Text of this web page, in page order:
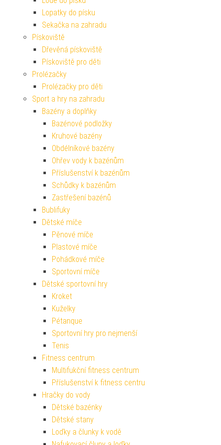
Lopatky do písku
Sekačka na zahradu
Pískoviště
Dřevěná pískoviště
Pískoviště pro děti
Prolézačky
Prolézačky pro děti
Sport a hry na zahradu
Bazény a doplňky
Bazénové podložky
Kruhové bazény
Obdélníkové bazény
Ohřev vody k bazénům
Příslušenství k bazénům
Schůdky k bazénům
Zastřešení bazénů
Bublifuky
Dětské míče
Pěnové míče
Plastové míče
Pohádkové míče
Sportovní míče
Dětské sportovní hry
Kroket
Kuželky
Pétanque
Sportovní hry pro nejmenší
Tenis
Fitness centrum
Multifukční fitness centrum
Příslušenství k fitness centru
Hračky do vody
Dětské bazénky
Dětské stany
Loďky a člunky k vodě